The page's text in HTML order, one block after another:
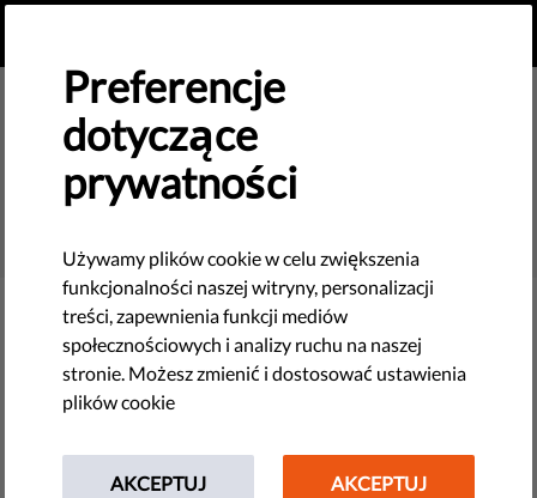
Filter
THEMES
Preferencje
dotyczące
prywatności
Używamy plików cookie w celu zwiększenia
funkcjonalności naszej witryny, personalizacji
treści, zapewnienia funkcji mediów
społecznościowych i analizy ruchu na naszej
stronie. Możesz zmienić i dostosować ustawienia
plików cookie
AKCEPTUJ
AKCEPTUJ